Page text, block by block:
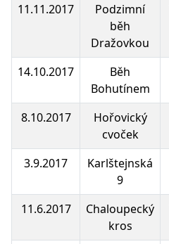
11.11.2017
Podzimní
běh
Dražovkou
14.10.2017
Běh
Bohutínem
8.10.2017
Hořovický
cvoček
3.9.2017
Karlštejnská
9
11.6.2017
Chaloupecký
kros